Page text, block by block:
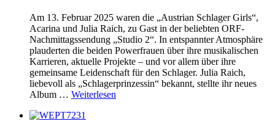
Am 13. Februar 2025 waren die „Austrian Schlager Girls“,
Acarina und Julia Raich, zu Gast in der beliebten ORF-
Nachmittagssendung „Studio 2“. In entspannter Atmosphäre
plauderten die beiden Powerfrauen über ihre musikalischen
Karrieren, aktuelle Projekte – und vor allem über ihre
gemeinsame Leidenschaft für den Schlager. Julia Raich,
liebevoll als „Schlagerprinzessin“ bekannt, stellte ihr neues
Album … Weiterlesen